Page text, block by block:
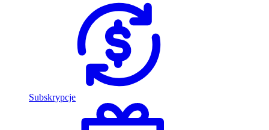
Subskrypcje